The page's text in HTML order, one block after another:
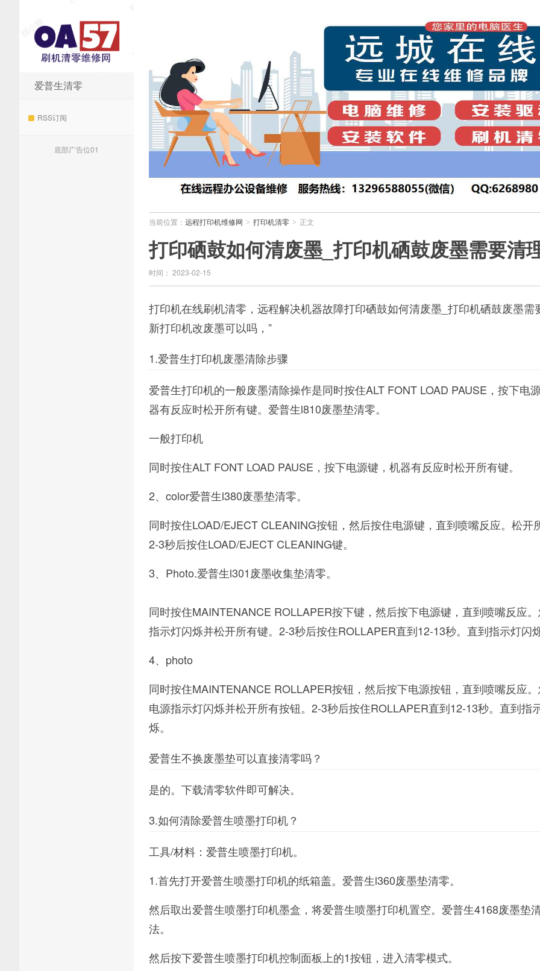
爱普生清零
RSS订阅
底部广告位01
当前位置： 远程打印机维修网 > 打印机清零 > 正文
打印硒鼓如何清废墨_打印机硒鼓废墨需要清
时间： 2023-02-15
打印机在线刷机清零，远程解决机器故障打印硒鼓如何清废墨_打印机硒鼓废墨需
新打印机改废墨可以吗，”
1.爱普生打印机废墨清除步骤
爱普生打印机的一般废墨清除操作是同时按住ALT FONT LOAD PAUSE，按下电
器有反应时松开所有键。爱普生l810废墨垫清零。
一般打印机
同时按住ALT FONT LOAD PAUSE，按下电源键，机器有反应时松开所有键。
2、color爱普生l380废墨垫清零。
同时按住LOAD/EJECT CLEANING按钮，然后按住电源键，直到喷嘴反应。松开
2-3秒后按住LOAD/EJECT CLEANING键。
3、Photo.爱普生l301废墨收集垫清零。
同时按住MAINTENANCE ROLLAPER按下键，然后按下电源键，直到喷嘴反应
指示灯闪烁并松开所有键。2-3秒后按住ROLLAPER直到12-13秒。直到指示灯闪烁
4、photo
同时按住MAINTENANCE ROLLAPER按钮，然后按下电源按钮，直到喷嘴反应
电源指示灯闪烁并松开所有按钮。2-3秒后按住ROLLAPER直到12-13秒。直到指
烁。
爱普生不换废墨垫可以直接清零吗？
是的。下载清零软件即可解决。
3.如何清除爱普生喷墨打印机？
工具/材料：爱普生喷墨打印机。
1.首先打开爱普生喷墨打印机的纸箱盖。爱普生l360废墨垫清零。
然后取出爱普生喷墨打印机墨盒，将爱普生喷墨打印机置空。爱普生4168废墨垫
法。
然后按下爱普生喷墨打印机控制面板上的1按钮，进入清零模式。